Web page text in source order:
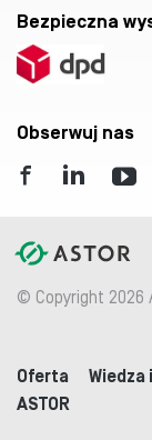
Bezpieczna
Obserwuj nas
© Copyright 2026
Oferta Wiedza
ASTOR